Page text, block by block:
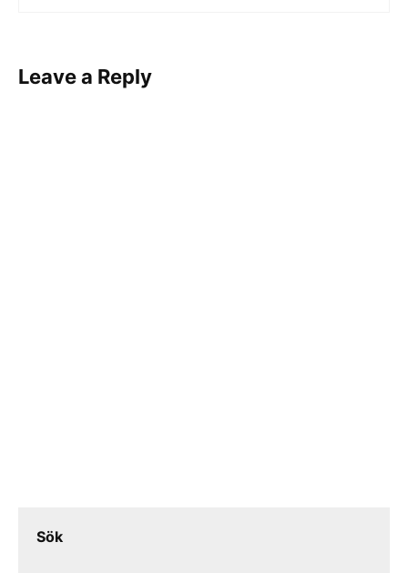
Leave a Reply
Sök